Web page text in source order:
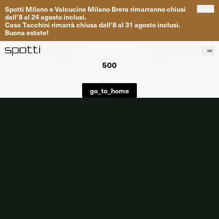
Spotti MilanoeValcucine Milano Brera rimarrannochiusi
dall'8al 24agosto inclusi.
Casa Tacchini rimarrà chiusa dall'8al 31 agosto inclusi.
Buona estate!
Progetti
500
go_to_home